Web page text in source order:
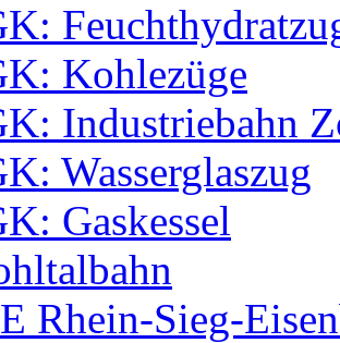
Kohlezüge
Industriebahn
Wasserglaszug
Gaskessel
Rhein-Sieg-